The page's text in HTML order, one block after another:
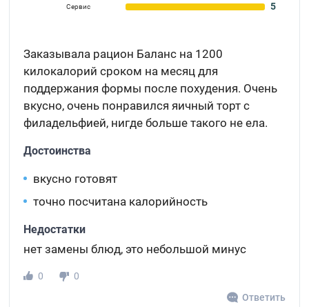
Сервис 5
Заказывала рацион Баланс на 1200
килокалорий сроком на месяц для
поддержания формы после похудения. Очень
вкусно, очень понравился яичный торт с
филадельфией, нигде больше такого не ела.
Достоинства
вкусно готовят
точно посчитана калорийность
Недостатки
нет замены блюд, это небольшой минус
0
0
Ответить